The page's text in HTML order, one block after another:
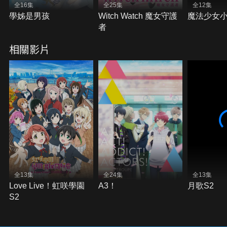
全16集
學姊是男孩
全25集
Witch Watch 魔女守護
者
全12集
魔法少女
相關影片
全13集
Love Live！虹咲學園
S2
全24集
A3！
全13集
月歌S2